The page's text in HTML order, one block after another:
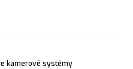
kamerové systémy